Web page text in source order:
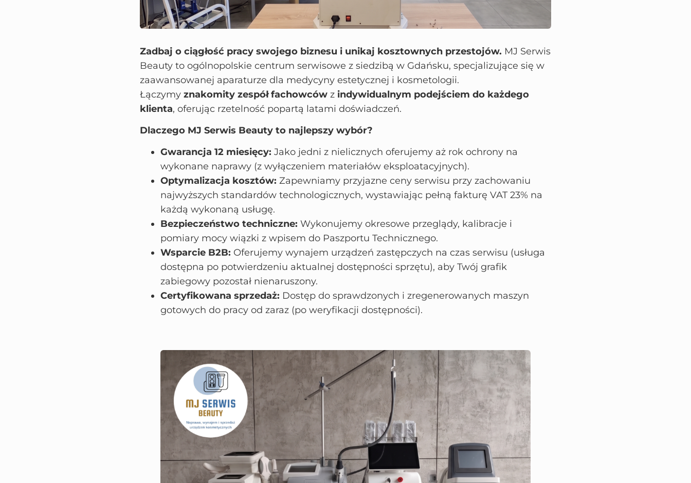
Zadbaj o ciągłość pracy swojego biznesu i unikaj kosztownych przestojów. MJ Serwis
Beauty to ogólnopolskie centrum serwisowe z siedzibą w Gdańsku, specjalizujące się w
zaawansowanej aparaturze dla medycyny estetycznej i kosmetologii.
Łączymy znakomity zespół fachowców z indywidualnym podejściem do każdego
klienta, oferując rzetelność popartą latami doświadczeń.
Dlaczego MJ Serwis Beauty to najlepszy wybór?
Gwarancja 12 miesięcy: Jako jedni z nielicznych oferujemy aż rok ochrony na
wykonane naprawy (z wyłączeniem materiałów eksploatacyjnych).
Optymalizacja kosztów: Zapewniamy przyjazne ceny serwisu przy zachowaniu
najwyższych standardów technologicznych, wystawiając pełną fakturę VAT 23% na
każdą wykonaną usługę.
Bezpieczeństwo techniczne: Wykonujemy okresowe przeglądy, kalibracje i
pomiary mocy wiązki z wpisem do Paszportu Technicznego.
Wsparcie B2B: Oferujemy wynajem urządzeń zastępczych na czas serwisu (usługa
dostępna po potwierdzeniu aktualnej dostępności sprzętu), aby Twój grafik
zabiegowy pozostał nienaruszony.
Certyfikowana sprzedaż: Dostęp do sprawdzonych i zregenerowanych maszyn
gotowych do pracy od zaraz (po weryfikacji dostępności).